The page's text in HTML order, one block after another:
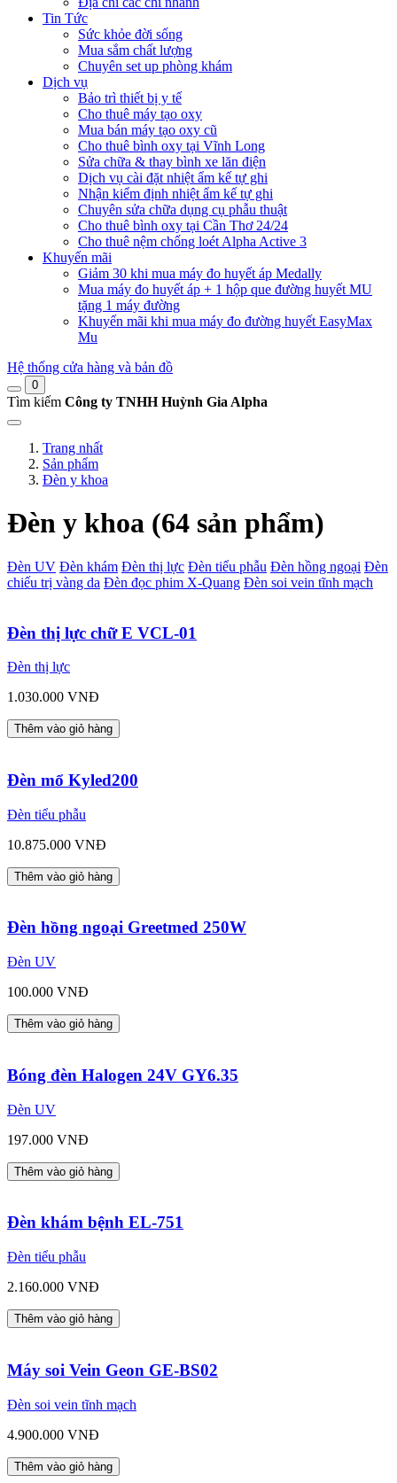
Tin Tức
Sức khỏe đời sống
Mua sắm chất lượng
Chuyên set up phòng khám
Dịch vụ
Bảo trì thiết bị y tế
Cho thuê máy tạo oxy
Mua bán máy tạo oxy cũ
Cho thuê bình oxy tại Vĩnh Long
Sửa chữa & thay bình xe lăn điện
Dịch vụ cài đặt nhiệt ẩm kế tự ghi
Nhận kiểm định nhiệt ẩm kế tự ghi
Chuyên sửa chữa dụng cụ phẫu thuật
Cho thuê bình oxy tại Cần Thơ 24/24
Cho thuê nệm chống loét Alpha Active 3
Khuyến mãi
Giảm 30 khi mua máy đo huyết áp Medally
Mua máy đo huyết áp + 1 hộp que đường huyết MU
tặng 1 máy đường
Khuyến mãi khi mua máy đo đường huyết EasyMax
Mu
Hệ thống cửa hàng và bản đồ
0
Tìm kiếm Công ty TNHH Huỳnh Gia Alpha
Trang nhất
Sản phẩm
Đèn y khoa
Đèn y khoa (64 sản phẩm)
Đèn UV Đèn khám Đèn thị lực Đèn tiểu phẫu Đèn hồng ngoại Đèn
chiếu trị vàng da Đèn đọc phim X-Quang Đèn soi vein tĩnh mạch
Đèn thị lực chữ E VCL-01
Đèn thị lực
1.030.000 VNĐ
Thêm vào giỏ hàng
Đèn mổ Kyled200
Đèn tiểu phẫu
10.875.000 VNĐ
Thêm vào giỏ hàng
Đèn hồng ngoại Greetmed 250W
Đèn UV
100.000 VNĐ
Thêm vào giỏ hàng
Bóng đèn Halogen 24V GY6.35
Đèn UV
197.000 VNĐ
Thêm vào giỏ hàng
Đèn khám bệnh EL-751
Đèn tiểu phẫu
2.160.000 VNĐ
Thêm vào giỏ hàng
Máy soi Vein Geon GE-BS02
Đèn soi vein tĩnh mạch
4.900.000 VNĐ
Thêm vào giỏ hàng